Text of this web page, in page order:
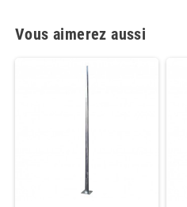
Vous aimerez aussi